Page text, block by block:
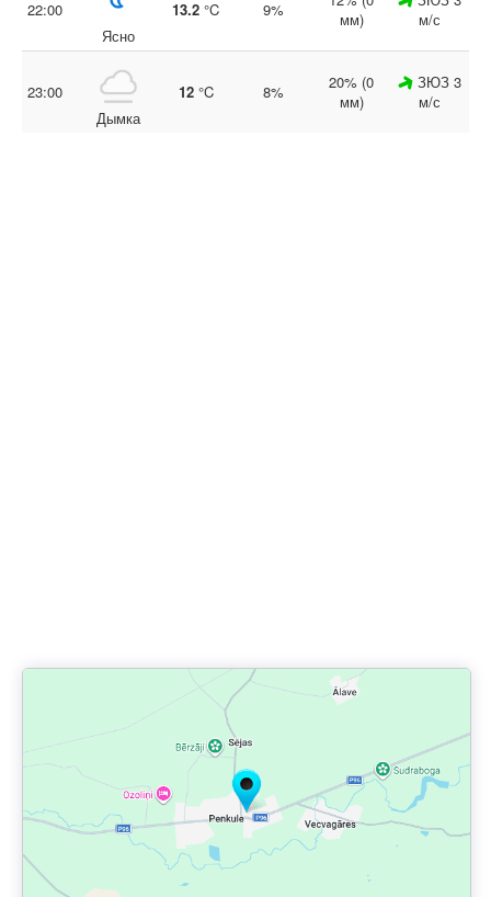
22:00
Ясно
13.2 °C 9%
мм)
м/с
23:00
Дымка
12°C 8%
20% (0
мм)
ЗЮЗ 3
м/с